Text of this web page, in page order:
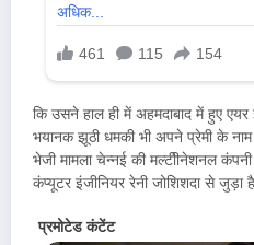
कि उसने हाल ही में अहमदाबाद में हुए
भयानक झूठी धमकी भी अपने प्रेमी के
भेजी मामला चेन्नई की मल्टीीनेशनल
कंप्यूटर इंजीनियर रेनी जोशिशदा से जुड़ा